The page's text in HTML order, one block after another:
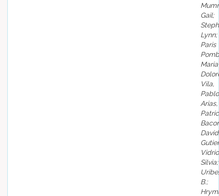
Gail;
Lynn;
Paris
Maria
Vila,
Arias,
Silvia;
B.;